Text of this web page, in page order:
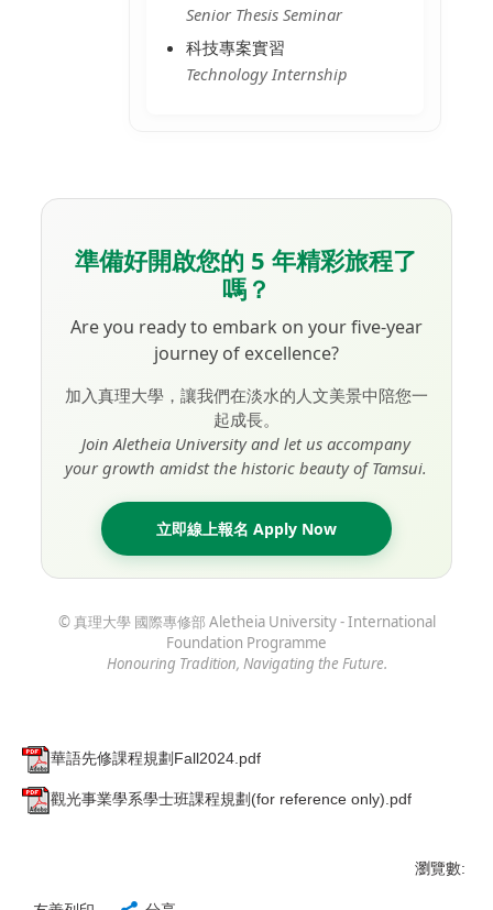
Senior Thesis Seminar
科技專案實習
Technology Internship
準備好開啟您的 5 年精彩旅程了
嗎？
Are you ready to embark on your five-year
journey of excellence?
加入真理大學，讓我們在淡水的人文美景中陪您一
起成長。
Join Aletheia University and let us accompany
your growth amidst the historic beauty of Tamsui.
立即線上報名 Apply Now
© 真理大學 國際專修部 Aletheia University - International
Foundation Programme
Honouring Tradition, Navigating the Future.
華語先修課程規劃Fall2024.pdf
觀光事業學系學士班課程規劃(for reference only).pdf
瀏覽數: